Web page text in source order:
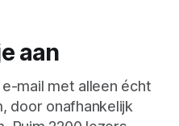
aan
mail met alleen écht
door onafhankelijk